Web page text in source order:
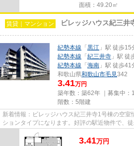
面積：49.20㎡
賃貸｜マンション ビレッジハウス紀三井
紀勢本線 「 黒江 」駅 徒歩15
紀勢本線 「 紀三井寺 」駅 徒
紀勢本線 「 海南 」駅 徒歩41
和歌山県和歌山市毛見342
3.41万円
築年数：築62年 ｜募集中：
階数：5階建
新着情報：ビレッジハウス紀三井寺1号棟の空室
ションタイプになります。好評の駅近物件で、
す。和歌山市エリアや黒江付近で...
3.41万円